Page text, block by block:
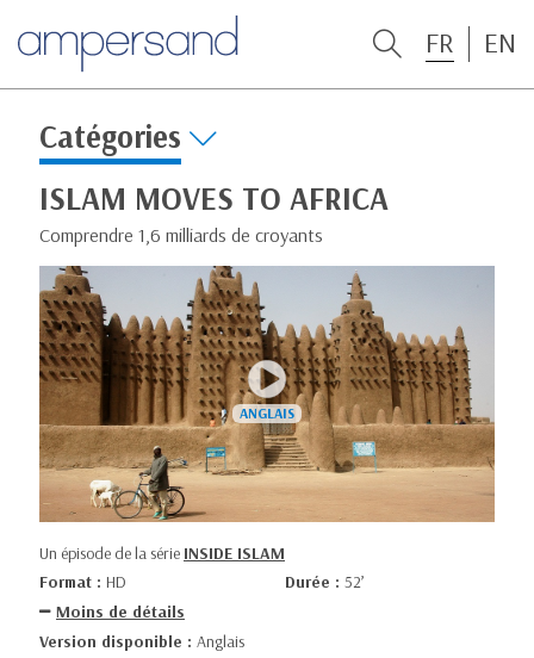
FR EN
Catégories
ISLAM MOVES TO AFRICA
Comprendre 1,6 milliards de croyants
Un épisode de la série INSIDE ISLAM
Format : HD Durée : 52’
Moins de détails
Version disponible : Anglais